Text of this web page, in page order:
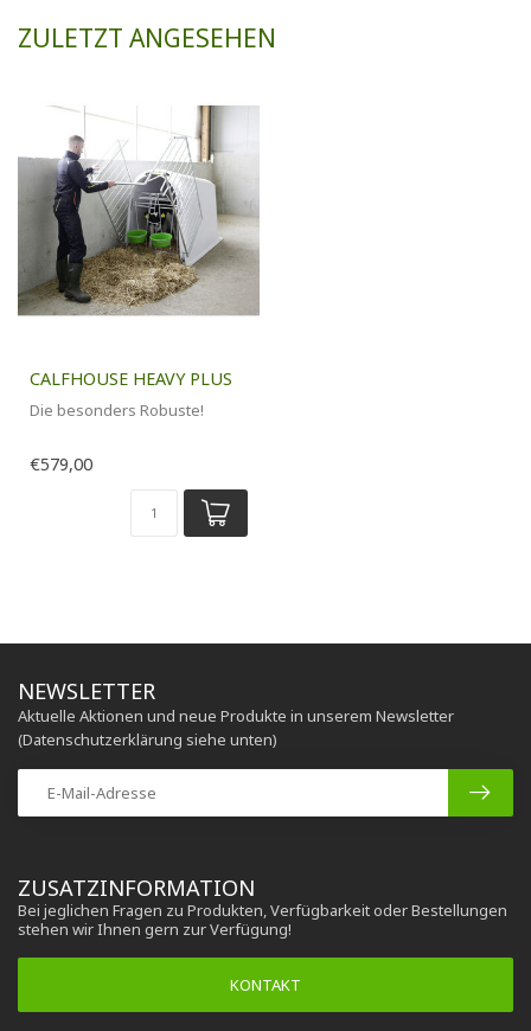
ZULETZT ANGESEHEN
CALFHOUSE HEAVY PLUS
Die besonders Robuste!
€579,00
ZUSATZINFORMATION
Bei jeglichen Fragen zu Produkten, Verfügbarkeit oder Bestellungen
stehen wir Ihnen gern zur Verfügung!
KONTAKT
NEWSLETTER
Aktuelle Aktionen und neue Produkte in unserem Newsletter
(Datenschutzerklärung siehe unten)